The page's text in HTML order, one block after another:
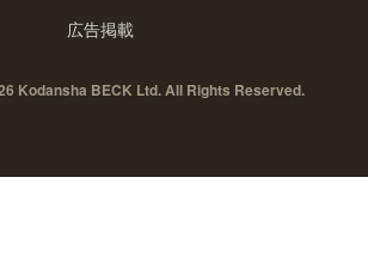
広告掲載
Kodansha BECK Ltd. All Rights Reserved.